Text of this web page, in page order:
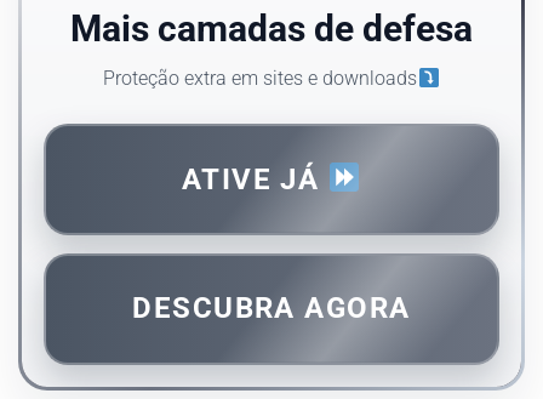
Mais camadas de defesa
Proteção extra em sites e downloads
ATIVE JÁ
DESCUBRA AGORA